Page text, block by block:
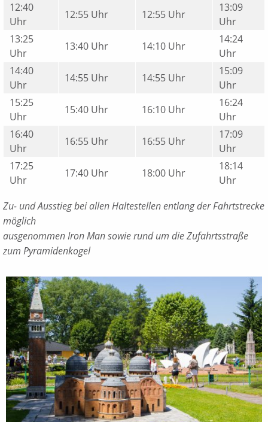
12:40
Uhr
12:55 Uhr 12:55 Uhr
13:09
Uhr
13:25
Uhr
13:40 Uhr 14:10 Uhr
14:24
Uhr
14:40
Uhr
14:55 Uhr 14:55 Uhr
15:09
Uhr
15:25
Uhr
15:40 Uhr 16:10 Uhr
16:24
Uhr
16:40
Uhr
16:55 Uhr 16:55 Uhr
17:09
Uhr
17:25
Uhr
17:40 Uhr 18:00 Uhr
18:14
Uhr
Zu- und Ausstieg bei allen Haltestellen entlang der Fahrtstrecke
möglich
ausgenommen Iron Man sowie rund um die Zufahrtsstraße
zum Pyramidenkogel